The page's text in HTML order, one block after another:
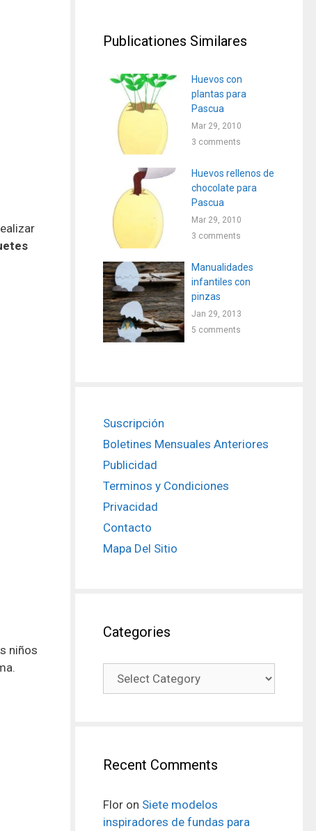
niños
Publicationes Similares
Huevos con
plantas para
Pascua
Mar 29, 2010
3 comments
Huevos rellenos de
chocolate para
Pascua
Mar 29, 2010
3 comments
Manualidades
infantiles con
pinzas
Jan 29, 2013
5 comments
Suscripción
Boletines Mensuales Anteriores
Publicidad
Terminos y Condiciones
Privacidad
Contacto
Mapa Del Sitio
Categories
Recent Comments
Flor on Siete modelos
inspiradores de fundas para